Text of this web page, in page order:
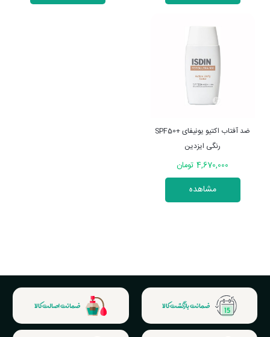
ضد آفتاب اکتیو یونیفای +SPF50
رنگی ایزدین
4,670,000 تومان
مشاهده
ضمانت بازگشت کالا ضمانت اصالت کالا